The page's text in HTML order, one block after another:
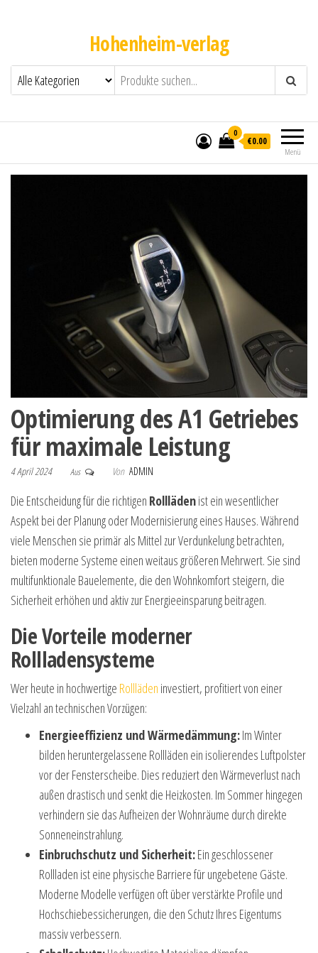
Hohenheim-verlag
Menü
0
€0.00
Optimierung des A1 Getriebes
für maximale Leistung
4 April 2024 Aus Von ADMIN
Die Entscheidung für die richtigen Rolllädenist ein wesentlicher
Aspekt bei der Planung oder Modernisierung eines Hauses. Während
viele Menschen sie primär als Mittel zur Verdunkelung betrachten,
bieten moderne Systeme einen weitaus größeren Mehrwert. Sie sind
multifunktionale Bauelemente, die den Wohnkomfort steigern, die
Sicherheit erhöhen und aktiv zur Energieeinsparung beitragen.
Die Vorteile moderner
Rollladensysteme
Wer heute in hochwertige Rollläden investiert, profitiert von einer
Vielzahl an technischen Vorzügen:
Energieeffizienz und Wärmedämmung:Im Winter
bilden heruntergelassene Rollläden ein isolierendes Luftpolster
vor der Fensterscheibe. Dies reduziert den Wärmeverlust nach
außen drastisch und senkt die Heizkosten. Im Sommer hingegen
verhindern sie das Aufheizen der Wohnräume durch direkte
Sonneneinstrahlung.
Einbruchschutz und Sicherheit:Ein geschlossener
Rollladen ist eine physische Barriere für ungebetene Gäste.
Moderne Modelle verfügen oft über verstärkte Profile und
Hochschiebessicherungen, die den Schutz Ihres Eigentums
massiv verbessern.